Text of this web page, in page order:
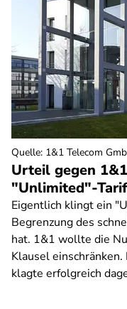
Urteil gegen
"Unlimited"-
Eigentlich klingt ein
Begrenzung des
hat. 1&1 wollte die
Klausel
klagte erfolgreich
Quelle: 1&1 Telecom